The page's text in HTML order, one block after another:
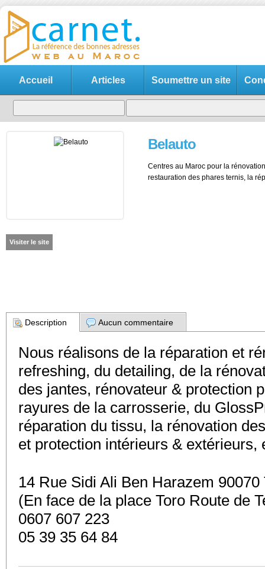
Accueil Articles Soumettre un site
Belauto
Centres au Maroc pour la
restauration des phares ternis, la
Visiter le site
Description Aucun commentaire
Nous réalisons de la réparation et
refreshing, du detailing, de la
des jantes, rénovateur & protection
rayures de la carrosserie, du
réparation du tissu, la rénovation
et protection intérieurs &
14 Rue Sidi Ali Ben Harazem 90070
(En face de la place Toro Route de
0607 607 223
05 39 35 64 84